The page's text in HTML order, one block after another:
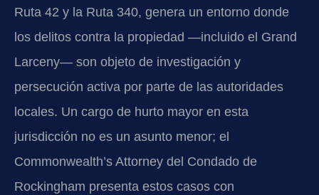
Ruta 42 y la Ruta 340, genera un entorno donde
los delitos contra la propiedad —incluido el Grand
Larceny— son objeto de investigación y
persecución activa por parte de las autoridades
locales. Un cargo de hurto mayor en esta
jurisdicción no es un asunto menor; el
Commonwealth’s Attorney del Condado de
Rockingham presenta estos casos con